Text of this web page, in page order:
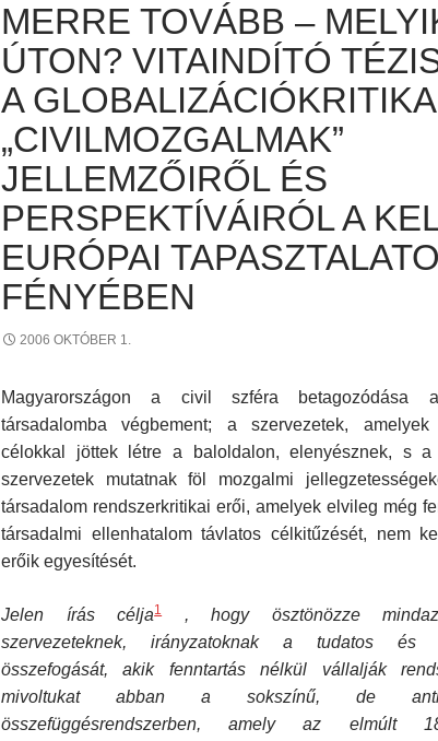
MERRE TOVÁBB –
ÚTON? VITAINDÍTÓ
A
„CIVILMOZGALMAK”
JELLEMZŐIRŐL ÉS
PERSPEKTÍVÁIRÓL A
EURÓPAI
FÉNYÉBEN
2006 OKTÓBER 1.
Magyarországon a civil szféra betagozódása
társadalomba végbement; a szervezetek, amelyek
célokkal jöttek létre a baloldalon, elenyésznek, s a
szervezetek mutatnak föl mozgalmi
társadalom rendszerkritikai erői, amelyek elvileg még
társadalmi ellenhatalom távlatos célkitűzését, nem
erőik egyesítését.
Jelen írás célja1
, hogy ösztönözze
szervezeteknek, irányzatoknak a tudatos és
összefogását, akik fenntartás nélkül vállalják
mivoltukat abban a sokszínű, de
összefüggésrendszerben, amely az elmúlt